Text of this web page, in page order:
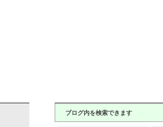
ブログ内を検索できます